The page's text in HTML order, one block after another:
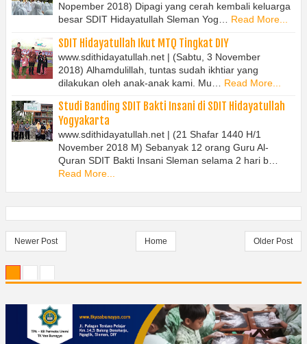
Nopember 2018) Dipagi yang cerah kembali keluarga
besar SDIT Hidayatullah Sleman Yog… Read More...
SDIT Hidayatullah Ikut MTQ Tingkat DIY
www.sdithidayatullah.net | (Sabtu, 3 November
2018) Alhamdulillah, tuntas sudah ikhtiar yang
dilakukan oleh anak-anak kami. Mu…
Read More...
Studi Banding SDIT Bakti Insani di SDIT Hidayatullah
Yogyakarta
www.sdithidayatullah.net | (21 Shafar 1440 H/1
November 2018 M) Sebanyak 12 orang Guru Al-
Quran SDIT Bakti Insani Sleman selama 2 hari b…
Read More...
Newer Post Older Post
Home